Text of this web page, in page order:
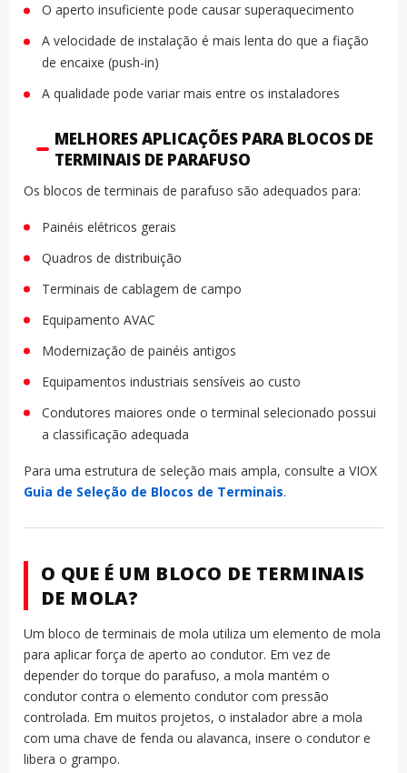
O aperto insuficiente pode causar superaquecimento
A velocidade de instalação é mais lenta do que a fiação
de encaixe (push-in)
A qualidade pode variar mais entre os instaladores
MELHORES APLICAÇÕES PARA BLOCOS DE
TERMINAIS DE PARAFUSO
Os blocos de terminais de parafuso são adequados para:
Painéis elétricos gerais
Quadros de distribuição
Terminais de cablagem de campo
Equipamento AVAC
Modernização de painéis antigos
Equipamentos industriais sensíveis ao custo
Condutores maiores onde o terminal selecionado possui
a classificação adequada
Para uma estrutura de seleção mais ampla, consulte a VIOX
Guia de Seleção de Blocos de Terminais.
O QUE É UM BLOCO DE TERMINAIS
DE MOLA?
Um bloco de terminais de mola utiliza um elemento de mola
para aplicar força de aperto ao condutor. Em vez de
depender do torque do parafuso, a mola mantém o
condutor contra o elemento condutor com pressão
controlada. Em muitos projetos, o instalador abre a mola
com uma chave de fenda ou alavanca, insere o condutor e
libera o grampo.